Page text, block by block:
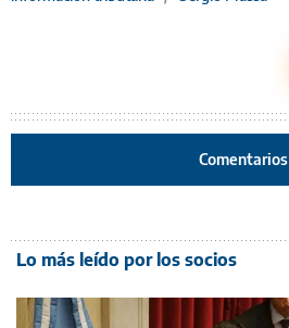
Comentarios
Lo más leído por los socios